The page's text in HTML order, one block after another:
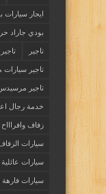
ايجار
بودي جاراد
تاجير
تاجير
تاجير
خدمة رجال
زفاف وافراااح
سيارات
سيارات عائلية h1
سيارات فارهة